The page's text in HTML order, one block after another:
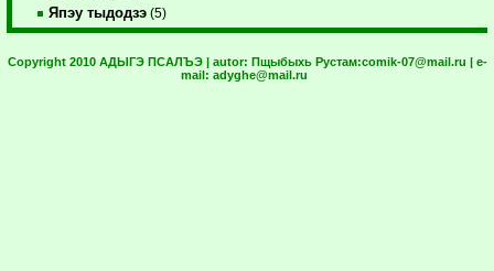
Япэу тыдодзэ (5)
Copyright 2010 АДЫГЭ ПСАЛЪЭ | autor: Пщыбыхь Рустам:comik-07@mail.ru | e-
mail: adyghe@mail.ru